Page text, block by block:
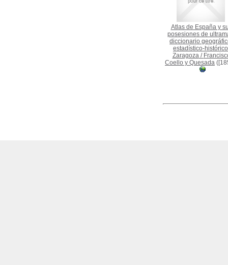
Atlas de España y
posesiones de
diccionario
estadístico-
Zaragoza/
Coello y Quesada